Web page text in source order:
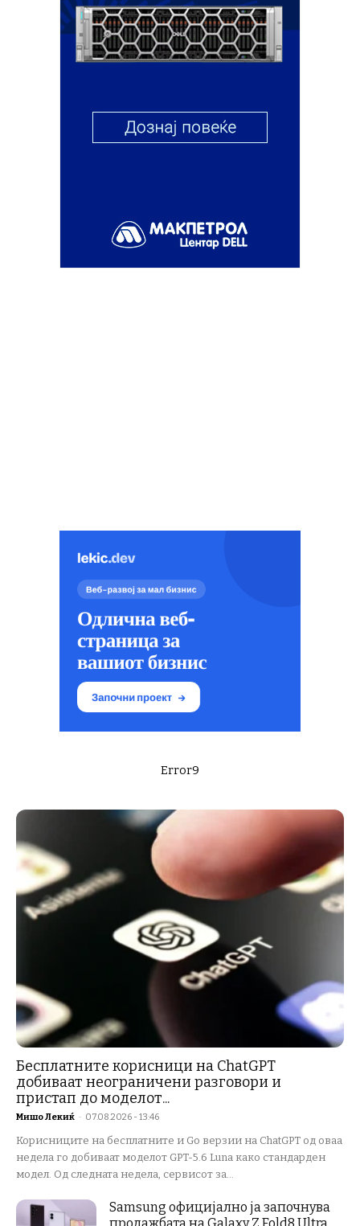
Error9
Бесплатните корисници на ChatGPT
добиваат неограничени разговори и
пристап до моделот...
Мишо Лекиќ - 07.08.2026 - 13:46
Корисниците на бесплатните и Go верзии на ChatGPT од оваа
недела го добиваат моделот GPT-5.6 Luna како стандарден
модел. Од следната недела, сервисот за...
Samsung официјално ја започнува